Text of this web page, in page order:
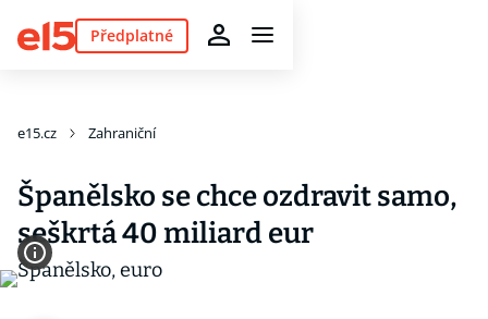
Předplatné
e15.cz Zahraniční
Španělsko se chce ozdravit samo,
seškrtá 40 miliard eur